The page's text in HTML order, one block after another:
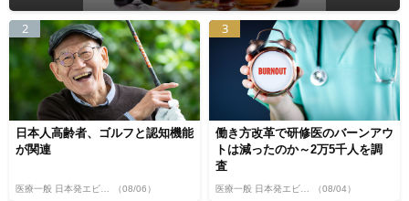
2
日本人高齢者、ゴルフと認知機能
が関連
（08/06）
3
働き方改革で研修医のバーンアウ
トは減ったのか～2万5千人を調
査
（08/04）